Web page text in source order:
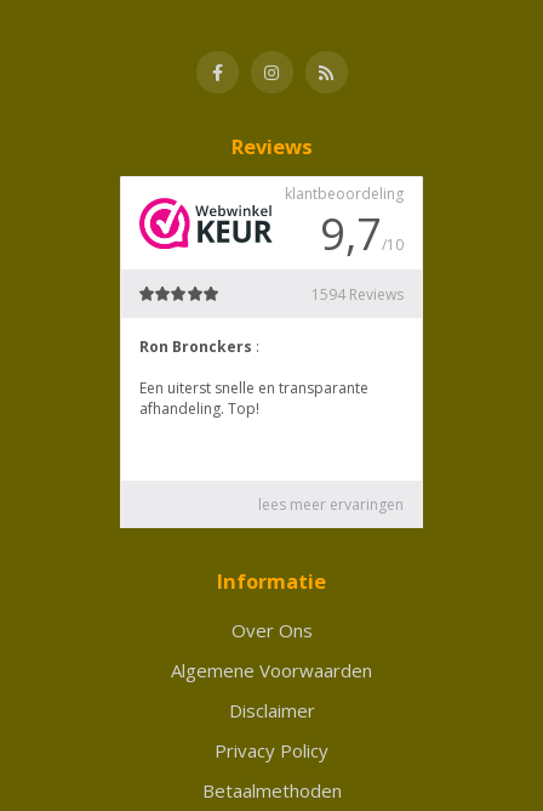
Reviews
Informatie
Over Ons
Algemene Voorwaarden
Disclaimer
Privacy Policy
Betaalmethoden